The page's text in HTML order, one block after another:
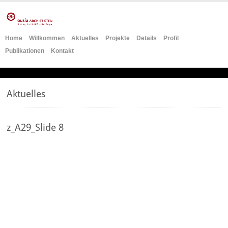
Home Willkommen Aktuelles Projekte Details
Profil
Publikationen
Kontakt
Aktuelles
z_A29_Slide 8